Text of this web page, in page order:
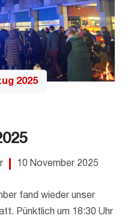
2025
10 November 2025
fand wieder unser
Pünktlich um 18:30 Uhr